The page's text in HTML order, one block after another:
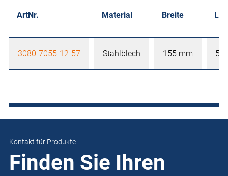
ArtNr. Material Breite
3080-7055-12-57 Stahlblech 155 mm
Kontakt für Produkte
Finden Sie Ihren